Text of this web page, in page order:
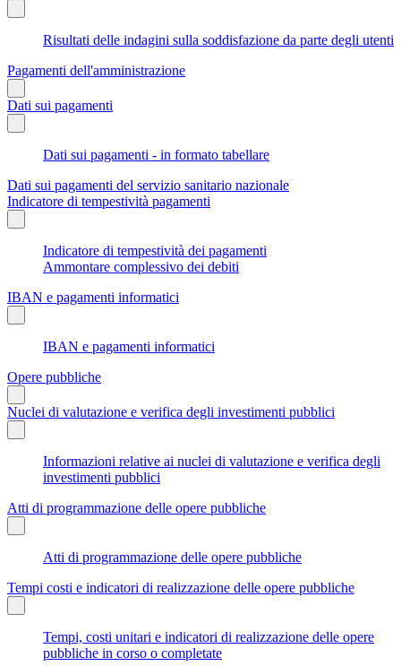
Risultati delle indagini sulla soddisfazione da parte degli utenti
Pagamenti dell'amministrazione
Dati sui pagamenti
Dati sui pagamenti - in formato tabellare
Dati sui pagamenti del servizio sanitario nazionale
Indicatore di tempestività pagamenti
Indicatore di tempestività dei pagamenti
Ammontare complessivo dei debiti
IBAN e pagamenti informatici
IBAN e pagamenti informatici
Opere pubbliche
Nuclei di valutazione e verifica degli investimenti pubblici
Informazioni relative ai nuclei di valutazione e verifica degli
investimenti pubblici
Atti di programmazione delle opere pubbliche
Atti di programmazione delle opere pubbliche
Tempi costi e indicatori di realizzazione delle opere pubbliche
Tempi, costi unitari e indicatori di realizzazione delle opere
pubbliche in corso o completate